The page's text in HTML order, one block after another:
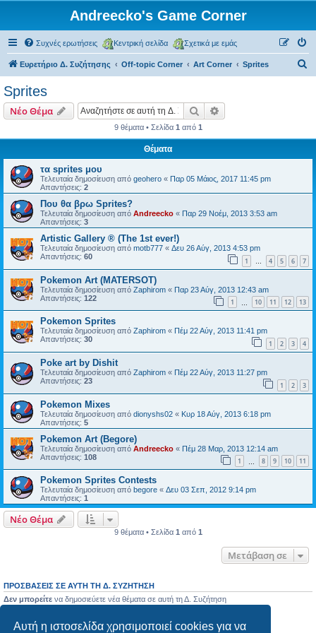
Αυτή η ιστοσελίδα χρησιμοποιεί cookies για να
Andreecko's Game Corner
Συχνές ερωτήσεις Κεντρική σελίδα Σχετικά με εμάς
Ευρετήριο Δ. Συζήτησης Off-topic Corner Art Corner Sprites
Sprites
Νέο Θέμα Αναζήτηση
9 θέματα • Σελίδα 1 από 1
Θέματα
τα sprites μου
Τελευταία δημοσίευση από geohero « Παρ 05 Μάιος, 2017 11:45 pm
Απαντήσεις: 2
Που θα βρω Sprites?
Τελευταία δημοσίευση από Andreecko « Παρ 29 Νοέμ, 2013 3:53 am
Απαντήσεις: 3
Artistic Gallery ® (The 1st ever!)
Τελευταία δημοσίευση από motb777 « Δευ 26 Αύγ, 2013 4:53 pm
Απαντήσεις: 60 1 … 4 5 6 7
Pokemon Art (MATERSOT)
Τελευταία δημοσίευση από Zaphirom « Παρ 23 Αύγ, 2013 12:43 am
Απαντήσεις: 122 1 10 11 12 13
Pokemon Sprites
Τελευταία δημοσίευση από Zaphirom « Πέμ 22 Αύγ, 2013 11:41 pm
Απαντήσεις: 30 1 2 3 4
Poke art by Dishit
Τελευταία δημοσίευση από Zaphirom « Πέμ 22 Αύγ, 2013 11:27 pm
Απαντήσεις: 23 1 2 3
Pokemon Mixes
Τελευταία δημοσίευση από dionyshs02 « Κυρ 18 Αύγ, 2013 6:18 pm
Απαντήσεις: 5
Pokemon Art (Begore)
Τελευταία δημοσίευση από Andreecko « Πέμ 28 Μαρ, 2013 12:14 am
Απαντήσεις: 108 1 8 9 10 11
Pokemon Sprites Contests
Τελευταία δημοσίευση από begore « Δευ 03 Σεπ, 2012 9:14 pm
Απαντήσεις: 1
Νέο Θέμα
9 θέματα • Σελίδα 1 από 1
Μετάβαση σε
ΠΡΟΣΒΆΣΕΙΣ ΣΕ ΑΥΤΉ ΤΗ Δ. ΣΥΖΉΤΗΣΗ
Δεν μπορείτε να δημοσιεύετε νέα θέματα σε αυτή τη Δ. Συζήτηση
Δεν μπορείτενα διαγράφετε τις δημοσιεύσεις σας σε αυτή τη Δ. Συζήτηση